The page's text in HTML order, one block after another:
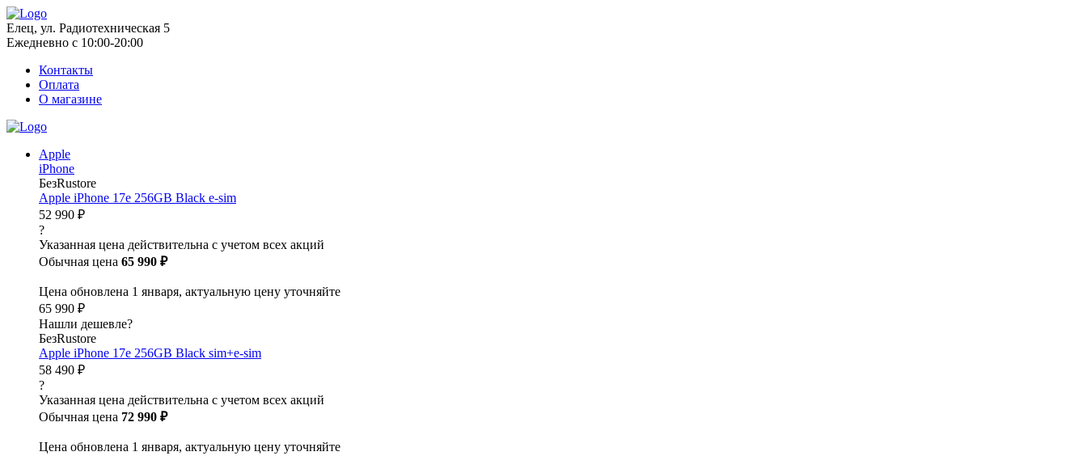
Елец, ул. Радиотехническая 5
Ежедневно с 10:00-20:00
Контакты
Оплата
О магазине
Apple
iPhone
БезRustore
Apple iPhone 17e 256GB Black e-sim
52 990 ₽
?
Указанная цена действительна с учетом всех акций
Обычная цена 65 990 ₽
Цена обновлена 1 января, актуальную цену уточняйте
65 990 ₽
Нашли дешевле?
БезRustore
Apple iPhone 17e 256GB Black sim+e-sim
58 490 ₽
?
Указанная цена действительна с учетом всех акций
Обычная цена 72 990 ₽
Цена обновлена 1 января, актуальную цену уточняйте